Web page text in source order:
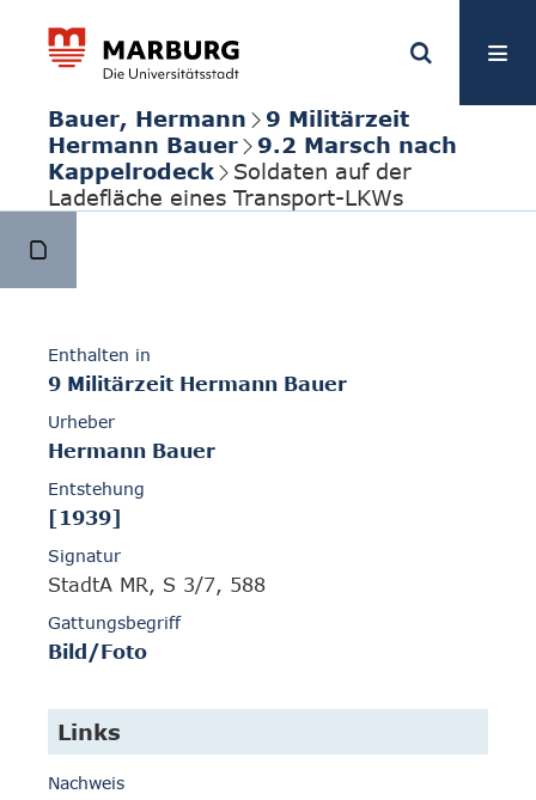
Bauer, Hermann
9 Militärzeit
Hermann Bauer
9.2 Marsch nach
Kappelrodeck
Soldaten auf der
Ladefläche eines Transport-LKWs
Enthalten in
9 Militärzeit Hermann Bauer
Urheber
Hermann Bauer
Entstehung
[1939]
Signatur
StadtA MR, S 3/7, 588
Gattungsbegriff
Bild/Foto
Links
Nachweis